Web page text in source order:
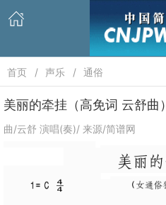
首页 声乐 通俗
美丽的牵挂（高免词 云舒曲）
曲/云舒 演唱(奏)/ 来源/简谱网